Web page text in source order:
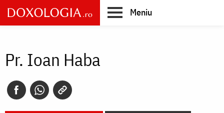
Skip
to
main
Meniu
Pr. Ioan Haba